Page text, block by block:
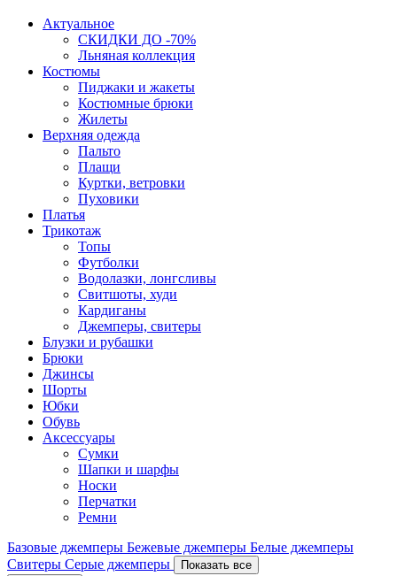
Актуальное
СКИДКИ ДО -70%
Льняная коллекция
Костюмы
Пиджаки и жакеты
Костюмные брюки
Жилеты
Верхняя одежда
Пальто
Плащи
Куртки, ветровки
Пуховики
Платья
Трикотаж
Топы
Футболки
Водолазки, лонгсливы
Свитшоты, худи
Кардиганы
Джемперы, свитеры
Блузки и рубашки
Брюки
Джинсы
Шорты
Юбки
Обувь
Аксессуары
Сумки
Шапки и шарфы
Носки
Перчатки
Ремни
Базовые джемперы Бежевые джемперы Белые джемперы
Свитеры Серые джемперы
Показать все